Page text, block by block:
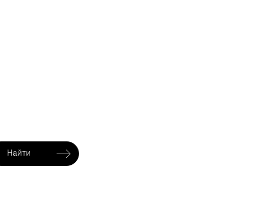
Найти